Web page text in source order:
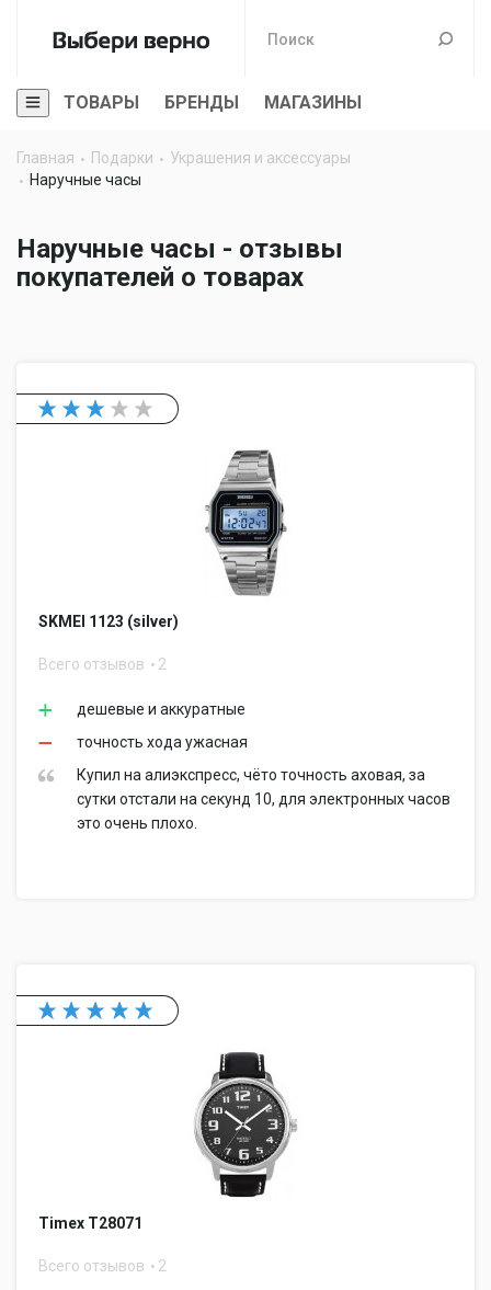
ТОВАРЫ БРЕНДЫ МАГАЗИНЫ
Главная Подарки
Украшения и аксессуары
Наручные часы
Наручные часы - отзывы
покупателей о товарах
SKMEI 1123 (silver)
Всего отзывов 2
дешевые и аккуратные
точность хода ужасная
Купил на алиэкспресс, чёто точность аховая, за
сутки отстали на секунд 10, для электронных часов
это очень плохо.
Timex T28071
Всего отзывов 2